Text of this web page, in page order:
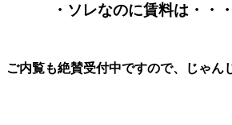
・ソレなのに賃料は・・・
ご内覧も絶賛受付中ですので、じゃん